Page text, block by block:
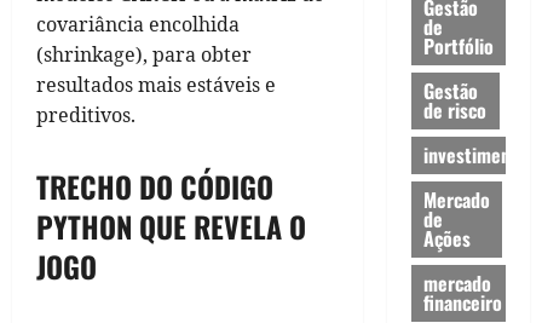
covariância encolhida
(shrinkage), para obter
resultados mais estáveis e
preditivos.
TRECHO DO CÓDIGO
PYTHON QUE REVELA O
JOGO
Gestão
de
Portfólio
Gestão
de risco
investimentos
Mercado
de
Ações
mercado
financeiro